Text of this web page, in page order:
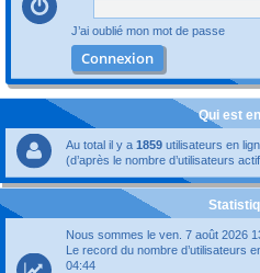
J’ai oublié mon mot de passe
Qui est
Au total il y a 1859 utilisateurs en
(d’après le nombre d’utilisateurs
Nous sommes le ven. 7 août 2026
Le record du nombre d’utilisateurs
04:44